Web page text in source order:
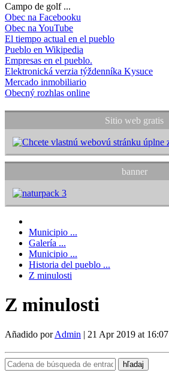
Campo de golf ...
Obec na Facebooku
Obec na YouTube
El tiempo actual en el pueblo
Pueblo en Wikipedia
Empresas en el pueblo.
Elektronická verzia týždenníka Kysuce
Mercado inmobiliario
Obecný rozhlas online
Sitio web gratis
banner
Municipio ...
Galería ...
Municipio ...
Historia del pueblo ...
Z minulosti
Z minulosti
Añadido porAdmin | 21 Apr 2019 at 16:07
hľadaj